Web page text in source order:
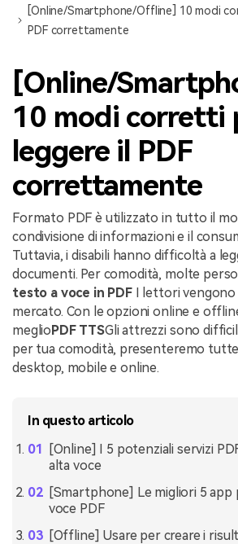
[Online/Smartphone/Offline] 10 modi
PDF correttamente
[Online/
10 modi corretti
leggere il PDF
correttamente
Formato PDF è utilizzato in tutto il
condivisione di informazioni e il
Tuttavia, i disabili hanno difficoltà a
documenti. Per comodità, molte
testo a voce in PDF I lettori vengono
mercato. Con le opzioni online e
meglioPDF TTSGli attrezzi sono
per tua comodità, presenteremo
desktop, mobile e online.
In questo articolo
[Online] I 5 potenziali servizi
alta voce
[Smartphone] Le migliori 5
voce PDF
[Offline] Usare per creare i